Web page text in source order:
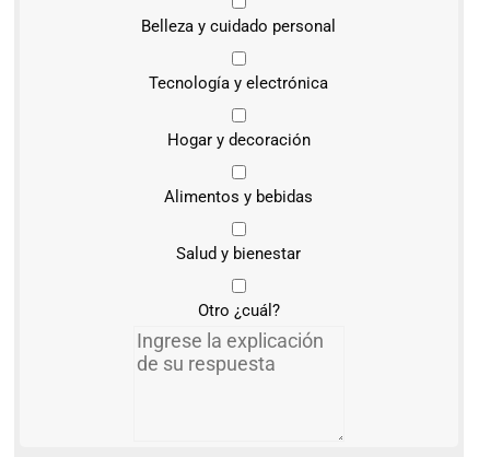
Belleza y cuidado personal
Tecnología y electrónica
Hogar y decoración
Alimentos y bebidas
Salud y bienestar
Otro ¿cuál?